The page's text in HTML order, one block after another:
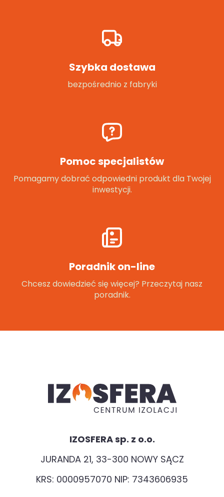
Szybka dostawa
bezpośrednio z fabryki
Pomoc specjalistów
Pomagamy dobrać odpowiedni produkt dla Twojej
inwestycji.
Poradnik on-line
Chcesz dowiedzieć się więcej? Przeczytaj nasz
poradnik.
IZOSFERA sp. z o.o.
JURANDA 21, 33-300 NOWY SĄCZ
KRS: 0000957070 NIP: 7343606935